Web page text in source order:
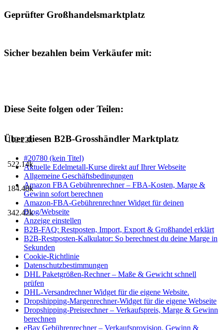
Geprüfter Großhandelsmarktplatz
Sicher bezahlen beim Verkäufer mit:
Diese Seite folgen oder Teilen:
112.22k
522.14k
184.48k
342.42k
Über diesen B2B-Grosshändler Marktplatz
#20780 (kein Titel)
Aktuelle Edelmetall-Kurse direkt auf Ihrer Webseite
Allgemeine Geschäftsbedingungen
Amazon FBA Gebührenrechner – FBA-Kosten, Marge &
Gewinn sofort berechnen
Amazon-FBA-Gebührenrechner Widget für deinen
Blog/Webseite
Anzeige einstellen
B2B-FAQ: Restposten, Import, Export & Großhandel erklärt
B2B-Restposten-Kalkulator: So berechnest du deine Marge in
Sekunden
Cookie-Richtlinie
Datenschutzbestimmungen
DHL Paketgrößen-Rechner – Maße & Gewicht schnell
prüfen
DHL-Versandrechner Widget für die eigene Website.
Dropshipping-Margenrechner-Widget für die eigene Webseite
Dropshipping-Preisrechner – Verkaufspreis, Marge & Gewinn
berechnen
eBay Gebührenrechner – Verkaufsprovision, Gewinn &